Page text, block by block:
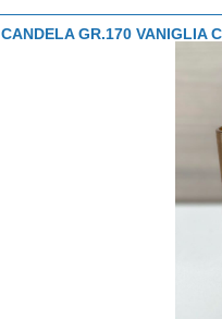
CANDELA GR.170 VANIGLIA